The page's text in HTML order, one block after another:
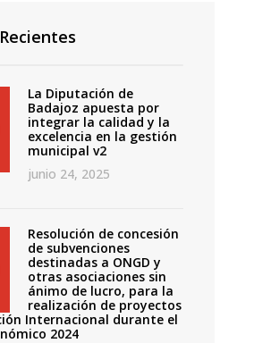
La Diputación de
Badajoz apuesta por
integrar la calidad y la
excelencia en la gestión
municipal v2
junio 24, 2025
Resolución de concesión
de subvenciones
destinadas a ONGD y
otras asociaciones sin
ánimo de lucro, para la
realización de proyectos
Internacional durante el
2024